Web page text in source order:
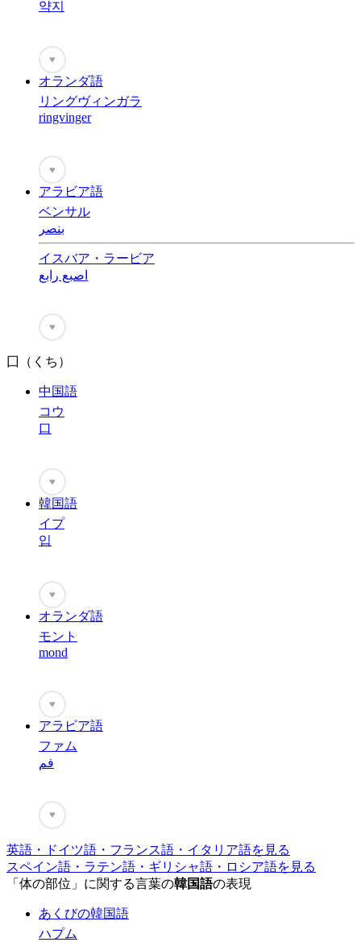
약지
♥
オランダ語
リングヴィンガラ
ringvinger
♥
アラビア語
ベンサル
بنصر
イスバア・ラービア
اصبع رابع
♥
囗（くち）
中国語
コウ
口
♥
韓国語
イプ
입
♥
オランダ語
モント
mond
♥
アラビア語
ファム
فم
♥
英語・ドイツ語・フランス語・イタリア語を見る
スペイン語・ラテン語・ギリシャ語・ロシア語を見る
「体の部位」に関する言葉の韓国語の表現
あくびの韓国語
ハプム